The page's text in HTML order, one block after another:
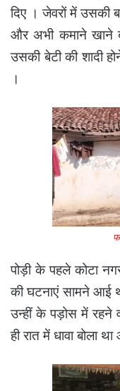
दिए । जेवरों में उसकी
और अभी कमाने खाने
उसकी बेटी की शादी
।
पोड़ी के पहले कोटा
की घटनाएं सामने आई
उन्हीं के पड़ोस में रहने
ही रात में धावा बोला